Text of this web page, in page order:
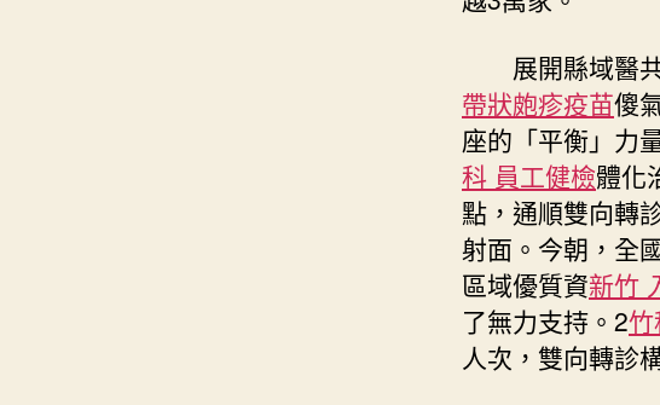
展開縣域醫共
帶狀皰疹疫苗傻
座的「平衡」力
科 員工健檢體化
點，通順雙向轉
射面。今朝，全
區域優質資新竹
了無力支持。2
人次，雙向轉診